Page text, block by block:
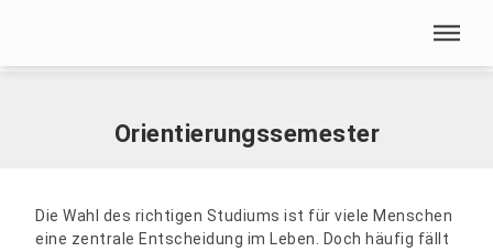
Orientierungssemester
Orientierungssemester
Die Wahl des richtigen Studiums ist für viele Menschen
eine zentrale Entscheidung im Leben. Doch häufig fällt